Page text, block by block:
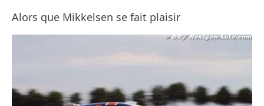
Alors que Mikkelsen se fait plaisir